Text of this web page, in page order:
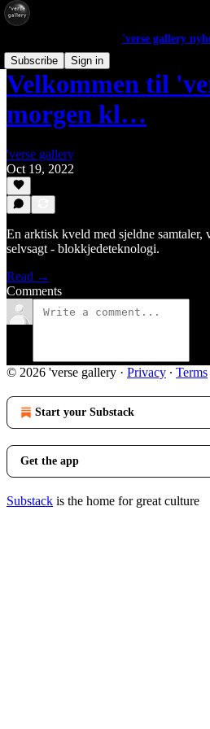
'verse gallery
Subscribe
Sign in
Velkommen til
morgen kl…
'verse gallery
Oct 19, 2022
En arktisk kveld med sjeldne
selvsagt - blokkjedeteknologi.
Read →
Comments
© 2026 'verse gallery · Privacy ∙ Terms
Start your Substack
Get the app
Substack is the home for great culture